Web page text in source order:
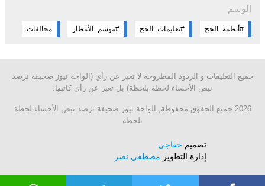
الوسم
#أنظمة_الحج #تعليمات_الحج #موسم_الأمطار مخالفات
جميع التعليقات و الردود المطروحة لا تعبر عن رأي (الواحة نيوز صحيفة ترصد
نبض الأحساء لحظة بلحظة) بل تعبر عن رأي كاتبها.
2026 جميع الحقوق محفوظة, الواحة نيوز صحيفة ترصد نبض الأحساء لحظة
بلحظة
تصميم خفاجى
إدارة التطوير مصطفى نصر